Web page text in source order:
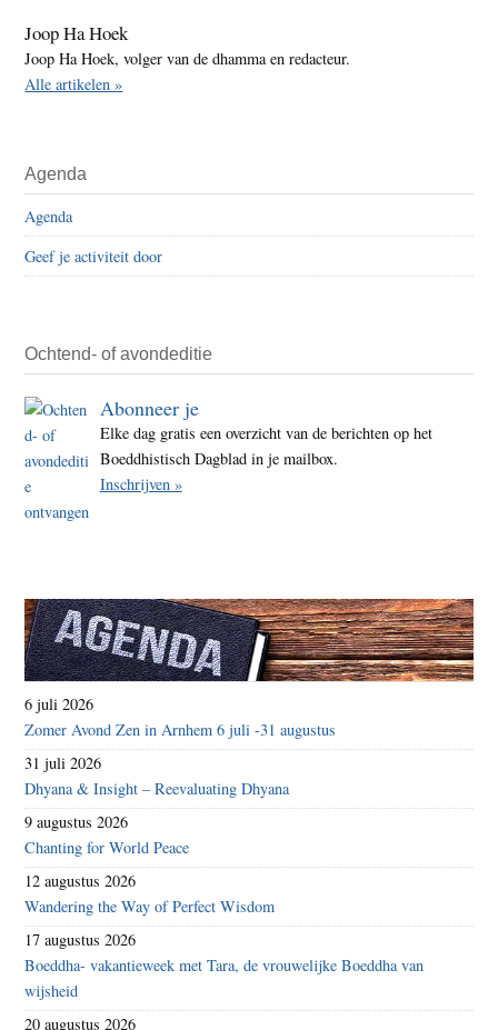
Joop Ha Hoek
Joop Ha Hoek, volger van de dhamma en redacteur.
Alle artikelen »
Agenda
Agenda
Geef je activiteit door
Ochtend- of avondeditie
Abonneer je
Elke dag gratis een overzicht van de berichten op het
Boeddhistisch Dagblad in je mailbox.
Inschrijven »
6 juli 2026
Zomer Avond Zen in Arnhem 6 juli -31 augustus
31 juli 2026
Dhyana & Insight – Reevaluating Dhyana
9 augustus 2026
Chanting for World Peace
12 augustus 2026
Wandering the Way of Perfect Wisdom
17 augustus 2026
Boeddha- vakantieweek met Tara, de vrouwelijke Boeddha van
wijsheid
20 augustus 2026